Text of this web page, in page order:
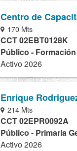
Centro de
170 Mts
CCT 02EBT0128K
Público -
Activo 2026
Enrique
214 Mts
CCT 02EPR0092A
Público - Primaria
Activo 2026